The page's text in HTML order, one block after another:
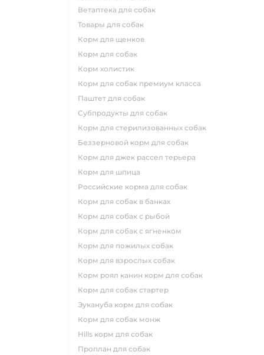
ветаптека для собак
товары для собак
корм для щенков
корм для собак
корм холистик
корм для собак премиум класса
паштет для собак
субпродукты для собак
корм для стерилизованных собак
беззерновой корм для собак
корм для джек рассел терьера
корм для шпица
российские корма для собак
корм для собак в банках
корм для собак с рыбой
корм для собак с ягненком
корм для пожилых собак
корм для взрослых собак
корм роял канин корм для собак
корм для собак стартер
эукануба корм для собак
корм для собак монж
hills корм для собак
проплан для собак